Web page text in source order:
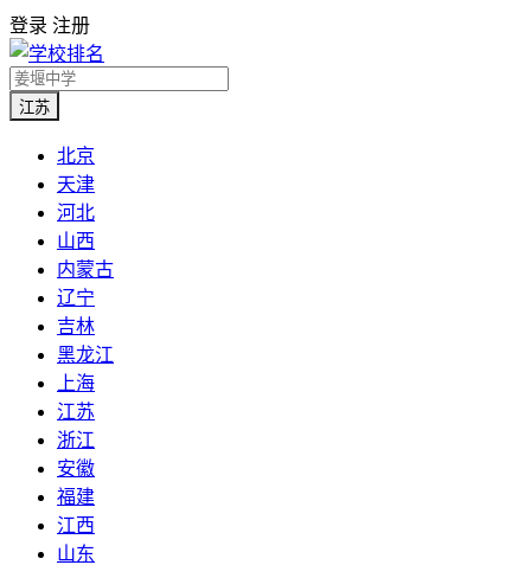
登录 注册
江苏
北京
天津
河北
山西
内蒙古
辽宁
吉林
黑龙江
上海
江苏
浙江
安徽
福建
江西
山东